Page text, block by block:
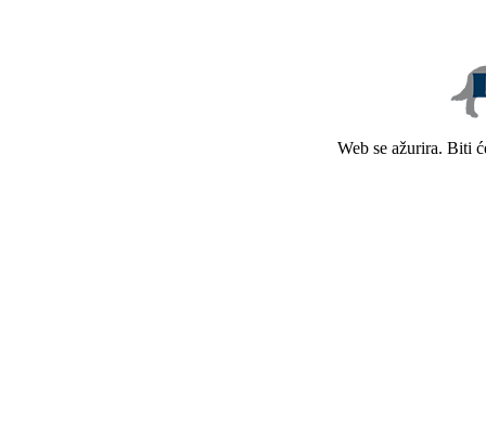
Web se ažurira. Biti